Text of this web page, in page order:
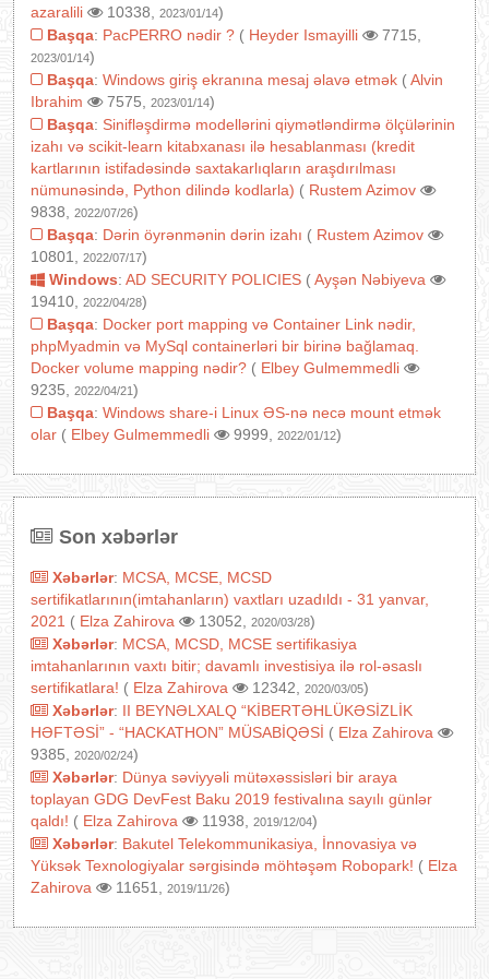
azaralili
10338, 2023/01/14)
Başqa: PacPERRO nədir ? ( Heyder Ismayilli 7715,
2023/01/14)
Başqa: Windows giriş ekranına mesaj əlavə etmək (Alvin
Ibrahim
7575, 2023/01/14)
Başqa: Sinifləşdirmə modellərini qiymətləndirmə ölçülərinin
izahı və scikit-learn kitabxanası ilə hesablanması (kredit
kartlarının istifadəsində saxtakarlıqların araşdırılması
nümunəsində, Python dilində kodlarla) ( Rustem Azimov
9838,
2022/07/26)
Başqa: Dərin öyrənmənin dərin izahı ( Rustem Azimov
10801,
2022/07/17)
Windows: AD SECURITY POLICIES (Ayşən Nəbiyeva
19410,
2022/04/28)
Başqa: Docker port mapping və Container Link nədir,
phpMyadmin və MySql containerləri bir birinə bağlamaq.
Docker volume mapping nədir? ( Elbey Gulmemmedli
9235,
2022/04/21)
Başqa: Windows share-i Linux ƏS-nə necə mount etmək
olar ( Elbey Gulmemmedli 9999, 2022/01/12)
Son xəbərlər
Xəbərlər: MCSA, MCSE, MCSD
sertifikatlarının(imtahanların) vaxtları uzadıldı - 31 yanvar,
2021 ( Elza Zahirova 13052, 2020/03/28)
Xəbərlər: MCSA, MCSD, MCSE sertifikasiya
imtahanlarının vaxtı bitir; davamlı investisiya ilə rol-əsaslı
sertifikatlara! ( Elza Zahirova 12342, 2020/03/05)
Xəbərlər: II BEYNƏLXALQ “KİBERTƏHLÜKƏSİZLİK
HƏFTƏSİ” - “HACKATHON” MÜSABİQƏSİ ( Elza Zahirova
9385,
2020/02/24)
Xəbərlər: Dünya səviyyəli mütəxəssisləri bir araya
toplayan GDG DevFest Baku 2019 festivalına sayılı günlər
qaldı! ( Elza Zahirova 11938, 2019/12/04)
Xəbərlər: Bakutel Telekommunikasiya, İnnovasiya və
Yüksək Texnologiyalar sərgisində möhtəşəm Robopark! ( Elza
Zahirova
11651, 2019/11/26)